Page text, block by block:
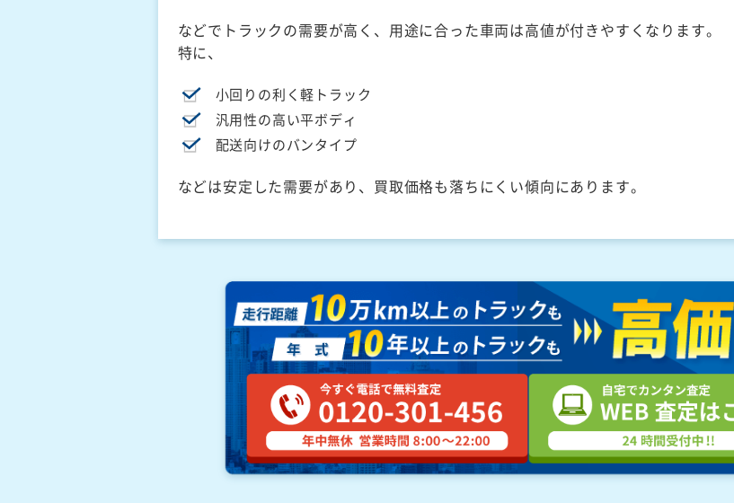
などでトラックの需要が高く、用途に合った車両は高値が付きやすくなります。
特に、
小回りの利く軽トラック
汎用性の高い平ボディ
配送向けのバンタイプ
などは安定した需要があり、買取価格も落ちにくい傾向にあります。